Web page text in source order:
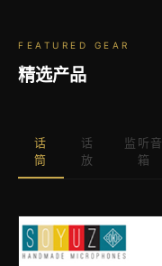
FEATURED GEAR
精选产品
话
筒
话
放
监听音
箱